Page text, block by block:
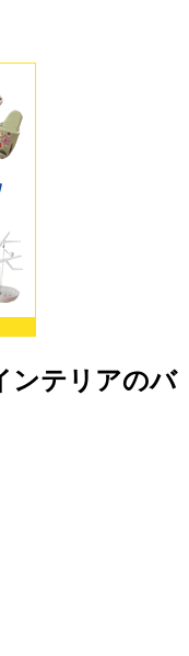
ンテリアのバ